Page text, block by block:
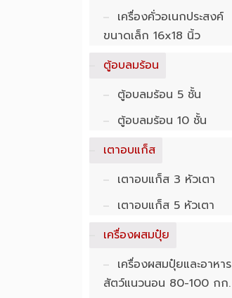
เครื่องคั่วอเนก​ประสงค์
ขนาดเล็ก 16x18 นิ้ว
ตู้อบลมร้อน
ตู้อบลมร้อน 5 ชั้น
ตู้อบลมร้อน 10 ชั้น
เตาอบแก็ส
เตาอบแก็ส 3 หัวเตา
เตาอบแก็ส 5 หัวเตา
เครื่องผสมปุ๋ย
เครื่องผสมปุ๋ยและอาหาร
สัตว์แนวนอน 80-100 กก.